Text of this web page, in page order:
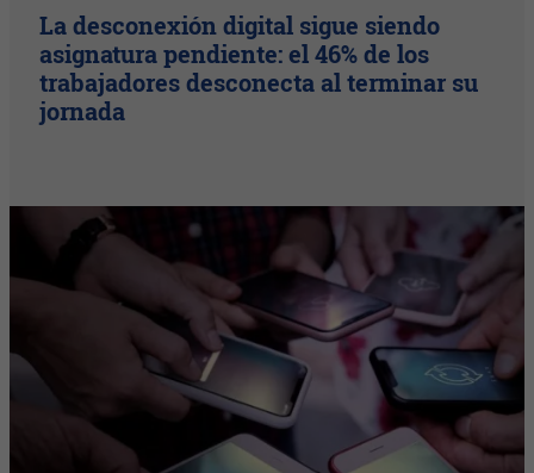
La desconexión digital sigue siendo
asignatura pendiente: el 46% de los
trabajadores desconecta al terminar su
jornada